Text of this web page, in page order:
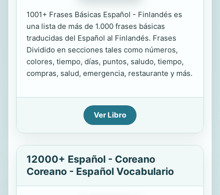
1001+ Frases Básicas Español - Finlandés es
una lista de más de 1.000 frases básicas
traducidas del Español al Finlandés. Frases
Dividido en secciones tales como números,
colores, tiempo, días, puntos, saludo, tiempo,
compras, salud, emergencia, restaurante y más.
Ver Libro
12000+ Español - Coreano
Coreano - Español Vocabulario